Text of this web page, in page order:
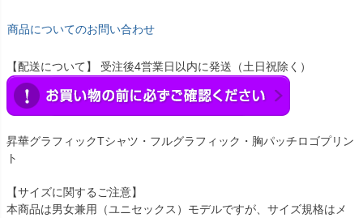
商品についてのお問い合わせ
【配送について】 受注後4営業日以内に発送（土日祝除く）
昇華グラフィックTシャツ・フルグラフィック・胸パッチロゴプリン
ト
【サイズに関するご注意】
本商品は男女兼用（ユニセックス）モデルですが、サイズ規格はメ